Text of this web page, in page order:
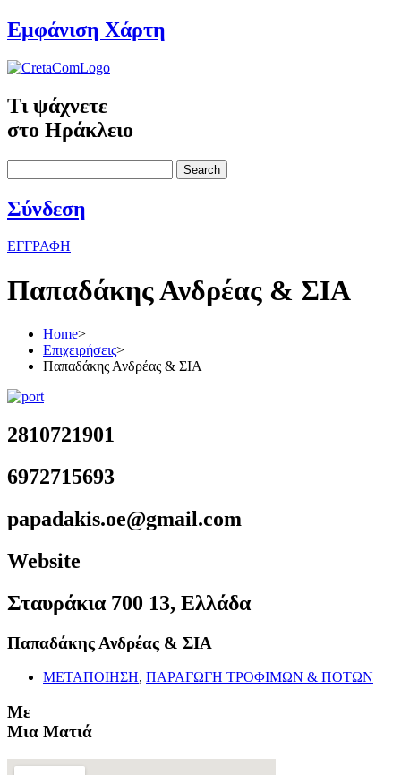
Εμφάνιση Χάρτη
Τι ψάχνετε
στο Ηράκλειο
Search
Σύνδεση
ΕΓΓΡΑΦΗ
Παπαδάκης Ανδρέας & ΣΙΑ
Home>
Επιχειρήσεις>
Παπαδάκης Ανδρέας & ΣΙΑ
2810721901
6972715693
papadakis.oe@gmail.com
Website
Σταυράκια 700 13, Ελλάδα
Παπαδάκης Ανδρέας & ΣΙΑ
ΜΕΤΑΠΟΙΗΣΗ, ΠΑΡΑΓΩΓΗ ΤΡΟΦΙΜΩΝ & ΠΟΤΩΝ
Με
Μια Ματιά